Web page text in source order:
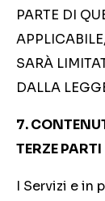
PARTE DI
SARÀ
DALLA
7.
TERZE PARTI
I Servizi e in